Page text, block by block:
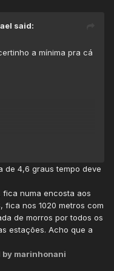
said:
a mínima pra cá
essa madrugada,
de 4,6 graus tempo deve
fica numa encosta aos
fica nos 1020 metros com
de morros por todos os
estações. Acho que a
by marinhonani